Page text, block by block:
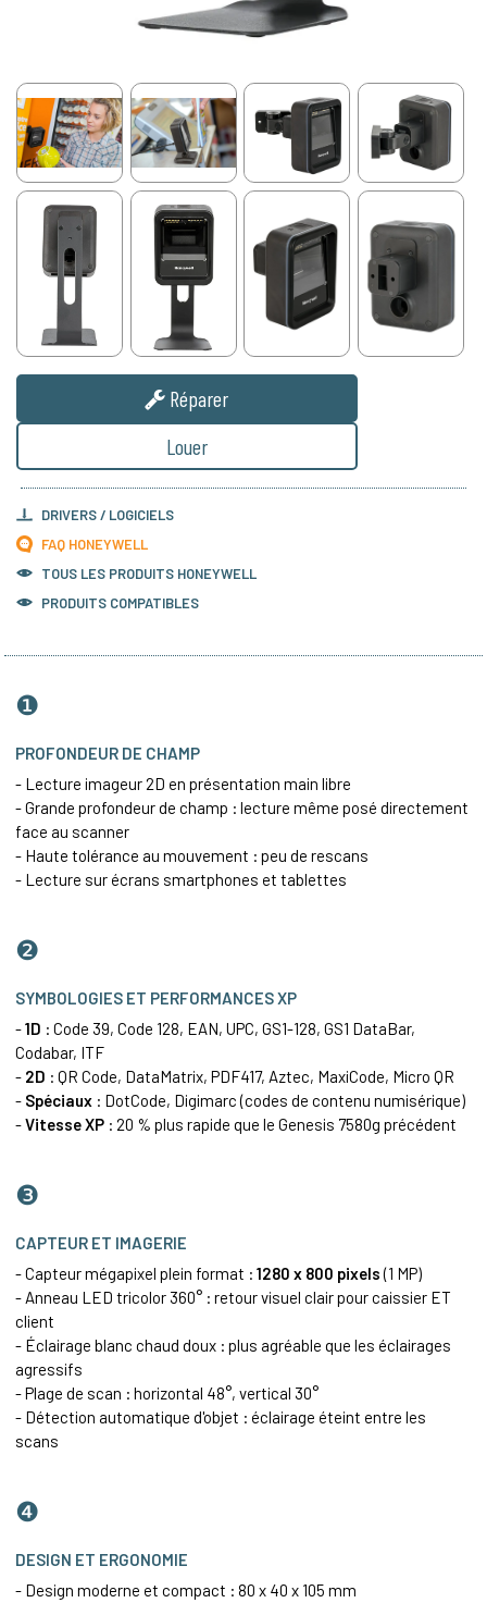
Réparer
Louer
DRIVERS / LOGICIELS
FAQ HONEYWELL
TOUS LES PRODUITS HONEYWELL
PRODUITS COMPATIBLES
❶
PROFONDEUR DE CHAMP
- Lecture imageur 2D en présentation main libre
- Grande profondeur de champ : lecture même posé directement
face au scanner
- Haute tolérance au mouvement : peu de rescans
- Lecture sur écrans smartphones et tablettes
❷
SYMBOLOGIES ET PERFORMANCES XP
-1D : Code 39, Code 128, EAN, UPC, GS1-128, GS1 DataBar,
Codabar, ITF
- 2D : QR Code, DataMatrix, PDF417, Aztec, MaxiCode, Micro QR
- Spéciaux : DotCode, Digimarc (codes de contenu numisérique)
-Vitesse XP : 20 % plus rapide que le Genesis 7580g précédent
❸
CAPTEUR ET IMAGERIE
- Capteur mégapixel plein format : 1280 x 800 pixels(1 MP)
- Anneau LED tricolor 360° : retour visuel clair pour caissier ET
client
- Éclairage blanc chaud doux : plus agréable que les éclairages
agressifs
- Plage de scan : horizontal 48°, vertical 30°
- Détection automatique d'objet : éclairage éteint entre les
scans
❹
DESIGN ET ERGONOMIE
- Design moderne et compact : 80 x 40 x 105 mm